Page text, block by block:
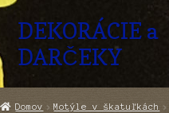
Preskočiť
navigáciu
Preskočiť
obsah
DEKORÁCIE a
DARČEKY
Domov
Domov Motýle v škatuľkách